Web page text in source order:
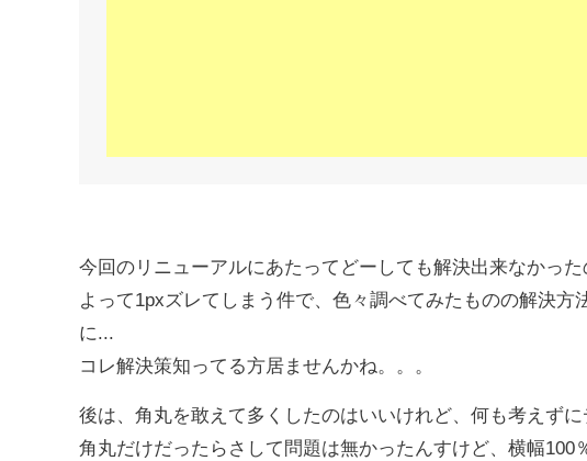
今回のリニューアルにあたってどーしても解決出来なかっ
よって1pxズレてしまう件で、色々調べてみたものの解決
に...
コレ解決策知ってる方居ませんかね。。。
後は、角丸を敢えて多くしたのはいいけれど、何も考えず
角丸だけだったらさして問題は無かったんすけど、横幅